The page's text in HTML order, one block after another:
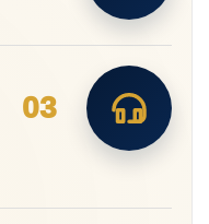
03